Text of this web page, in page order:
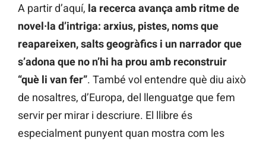
A partir d’aquí, la recerca avança amb ritme de
novel·la d’intriga: arxius, pistes, noms que
reapareixen, salts geogràfics i un narrador que
s’adona que no n’hi ha prou amb reconstruir
“què li van fer”. També vol entendre què diu això
de nosaltres, d’Europa, del llenguatge que fem
servir per mirar i descriure. El llibre és
especialment punyent quan mostra com les